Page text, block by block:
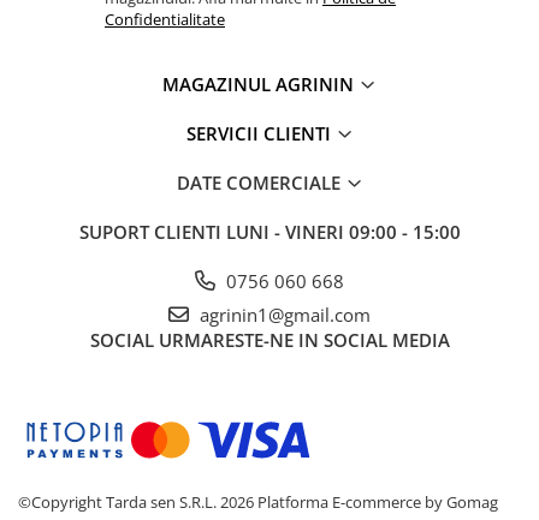
Confidentialitate
MAGAZINUL AGRININ
SERVICII CLIENTI
DATE COMERCIALE
SUPORT CLIENTI LUNI - VINERI 09:00 - 15:00
0756 060 668
agrinin1@gmail.com
SOCIAL URMARESTE-NE IN SOCIAL MEDIA
©Copyright Tarda sen S.R.L. 2026 Platforma E-commerce by Gomag